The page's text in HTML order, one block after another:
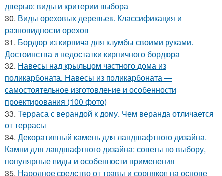
дверью: виды и критерии выбора
30. Виды ореховых деревьев. Классификация и
разновидности орехов
31. Бордюр из кирпича для клумбы своими руками.
Достоинства и недостатки кирпичного бордюра
32. Навесы над крыльцом частного дома из
поликарбоната. Навесы из поликарбоната —
самостоятельное изготовление и особенности
проектирования (100 фото)
33. Терраса с верандой к дому. Чем веранда отличается
от террасы
34. Декоративный камень для ландшафтного дизайна.
Камни для ландшафтного дизайна: советы по выбору,
популярные виды и особенности применения
35. Народное средство от травы и сорняков на основе